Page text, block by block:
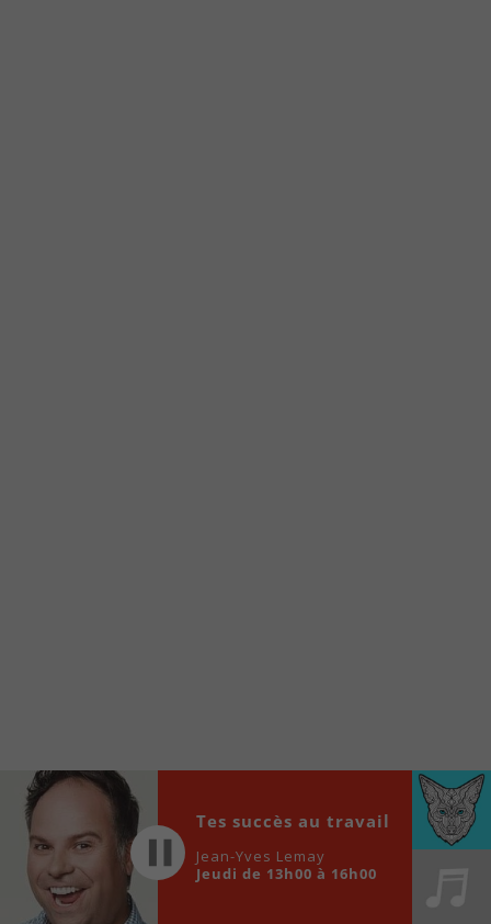
locale vous sont maintenant accessibles en un clic!
Audio
Player
00:00
Tes succès au travail
Jean-Yves Lemay
Jeudi de 13h00 à 16h00